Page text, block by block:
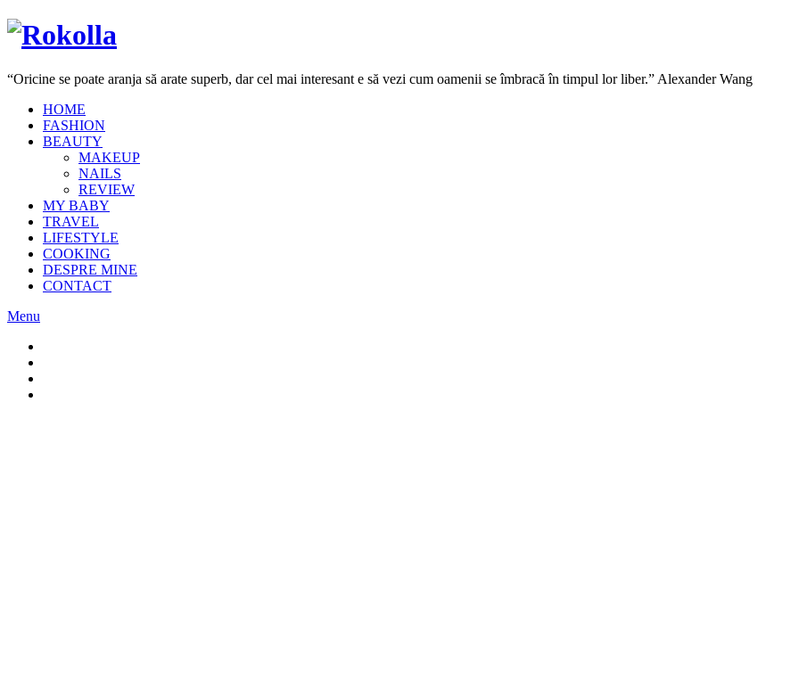
“Oricine se poate aranja să arate superb, dar cel mai interesant e să vezi cum oamenii se îmbracă în timpul lor liber.” Alexander Wang
HOME
FASHION
BEAUTY
MAKEUP
NAILS
REVIEW
MY BABY
TRAVEL
LIFESTYLE
COOKING
DESPRE MINE
CONTACT
Menu